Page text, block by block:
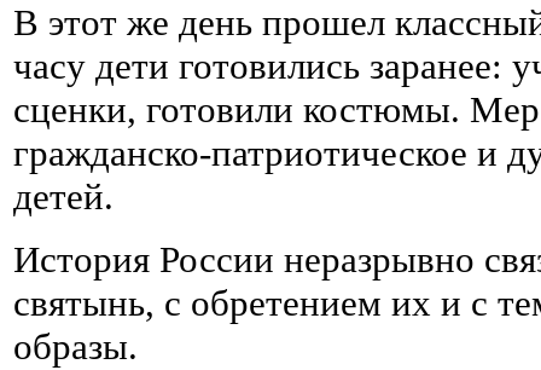
В этот же день прошел
часу дети готовились заранее:
сценки, готовили костюмы.
гражданско-патриотическое и
детей.
История России неразрывно
святынь, с обретением их и с
образы.